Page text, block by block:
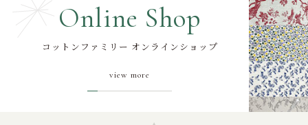
Online Shop
コットンファミリー オンラインショップ
view more